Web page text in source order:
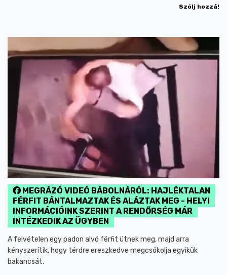
Szólj hozzá!
MEGRÁZÓ VIDEÓ BÁBOLNÁRÓL: HAJLÉKTALAN
FÉRFIT BÁNTALMAZTAK ÉS ALÁZTAK MEG - HELYI
INFORMÁCIÓINK SZERINT A RENDŐRSÉG MÁR
INTÉZKEDIK AZ ÜGYBEN
A felvételen egy padon alvó férfit ütnek meg, majd arra
kényszerítik, hogy térdre ereszkedve megcsókolja egyikük
bakancsát.